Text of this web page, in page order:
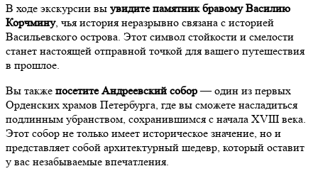
В ходе экскурсии вы увидите памятник бравому Василию
Корчмину, чья история неразрывно связана с историей
Васильевского острова. Этот символ стойкости и смелости
станет настоящей отправной точкой для вашего путешествия
в прошлое.
Вы также посетите Андреевский собор— один из первых
Орденских храмов Петербурга, где вы сможете насладиться
подлинным убранством, сохранившимся с начала XVIII века.
Этот собор не только имеет историческое значение, но и
представляет собой архитектурный шедевр, который оставит
у вас незабываемые впечатления.